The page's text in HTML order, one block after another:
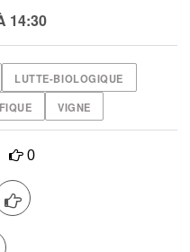
14:30
LUTTE-BIOLOGIQUE
VIGNE
0